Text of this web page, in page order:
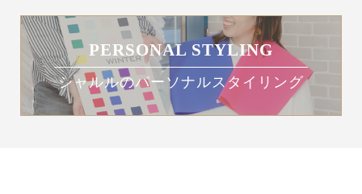
PERSONAL STYLING
シャルルのパーソナルスタイリング